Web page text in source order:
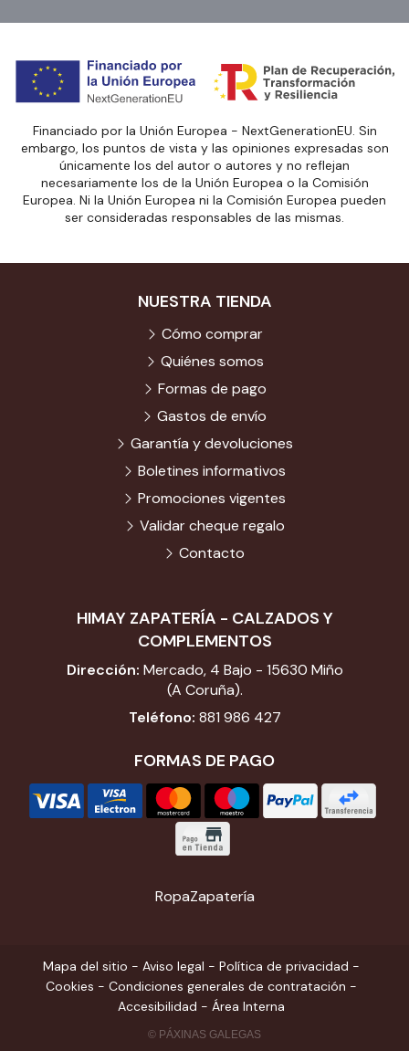
Financiado por la Unión Europea - NextGenerationEU. Sin
embargo, los puntos de vista y las opiniones expresadas son
únicamente los del autor o autores y no reflejan
necesariamente los de la Unión Europea o la Comisión
Europea. Ni la Unión Europea ni la Comisión Europea pueden
ser consideradas responsables de las mismas.
HIMAY ZAPATERÍA - CALZADOS Y
COMPLEMENTOS
Dirección: Mercado, 4 Bajo - 15630 Miño
(A Coruña).
Teléfono: 881 986 427
FORMAS DE PAGO
NUESTRA TIENDA
Cómo comprar
Quiénes somos
Formas de pago
Gastos de envío
Garantía y devoluciones
Boletines informativos
Promociones vigentes
Validar cheque regalo
Contacto
RopaZapatería
Mapa del sitio - Aviso legal - Política de privacidad -
Cookies - Condiciones generales de contratación -
Accesibilidad - Área Interna
© PÁXINAS GALEGAS